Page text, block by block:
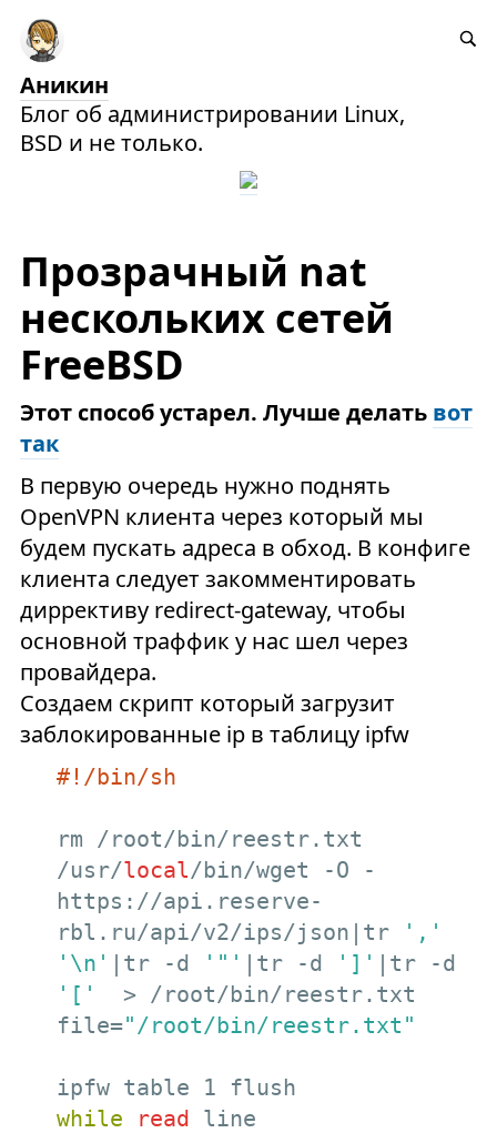
Аникин
Блог об администрировании Linux,
BSD и не только.
Прозрачный nat
нескольких сетей
FreeBSD
Этот способ устарел. Лучше делать вот
так
В первую очередь нужно поднять
OpenVPN клиента через который мы
будем пускать адреса в обход. В конфиге
клиента следует закомментировать
диррективу redirect-gateway, чтобы
основной траффик у нас шел через
провайдера.
Создаем скрипт который загрузит
заблокированные ip в таблицу ipfw
rm /root/bin/reestr.txt
/usr/local/bin/wget -O -
https://api.reserve-
rbl.ru/api/v2/ips/json|tr
','
'\n' |tr -d '"' |tr -d ']'
'['
  > /root/bin/reestr.txt
file="/root/bin/reestr.txt"
while
read